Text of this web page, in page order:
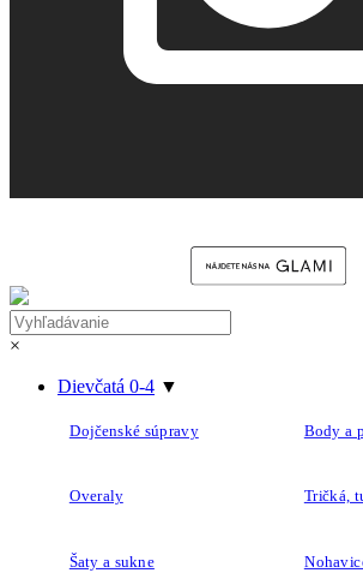
×
Dievčatá 0-4 ▼
Dojčenské súpravy Body a
Overaly Tričká,
Šaty a sukne